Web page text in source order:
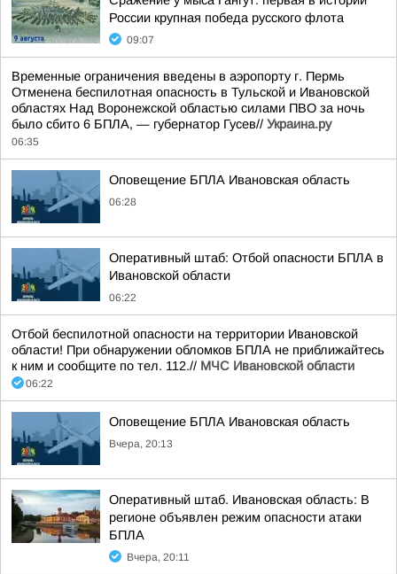
России крупная победа русского флота
09:07
Временные ограничения введены в аэропорту г. Пермь
Отменена беспилотная опасность в Тульской и Ивановской
областях Над Воронежской областью силами ПВО за ночь
было сбито 6 БПЛА, — губернатор Гусев// Украина.ру
06:35
Оповещение БПЛА Ивановская область
06:28
Оперативный штаб: Отбой опасности БПЛА в
Ивановской области
06:22
Отбой беспилотной опасности на территории Ивановской
области! При обнаружении обломков БПЛА не приближайтесь
к ним и сообщите по тел. 112.// МЧС Ивановской области
06:22
Оповещение БПЛА Ивановская область
Вчера, 20:13
Оперативный штаб. Ивановская область: В
регионе объявлен режим опасности атаки
БПЛА
Вчера, 20:11